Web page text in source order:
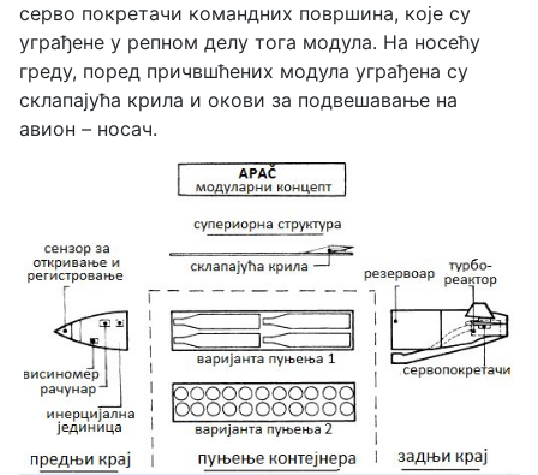
серво покретачи командних површина, које су
уграђене у репном делу тога модула. На носећу
греду, поред причвшћених модула уграђена су
склапајућа крила и окови за подвешавање на
авион – носач.